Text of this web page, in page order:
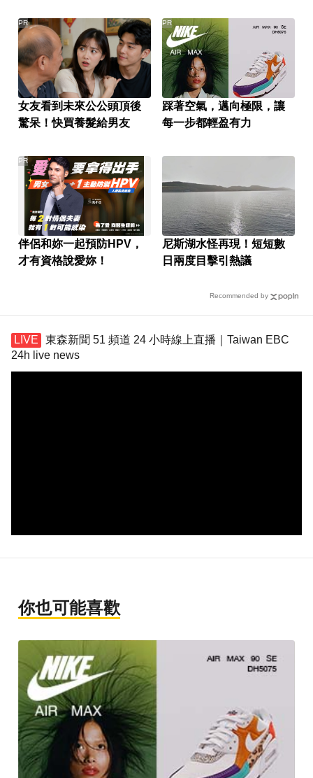
女友看到未來公公頭頂後
驚呆！快買養髮給男友
PR
踩著空氣，邁向極限，讓
每一步都輕盈有力
PR
伴侶和妳一起預防HPV，
才有資格說愛妳！
PR
尼斯湖水怪再現！短短數
日兩度目擊引熱議
Recommended by
東森新聞 51 頻道 24 小時線上直播｜Taiwan EBC
24h live news
你也可能喜歡